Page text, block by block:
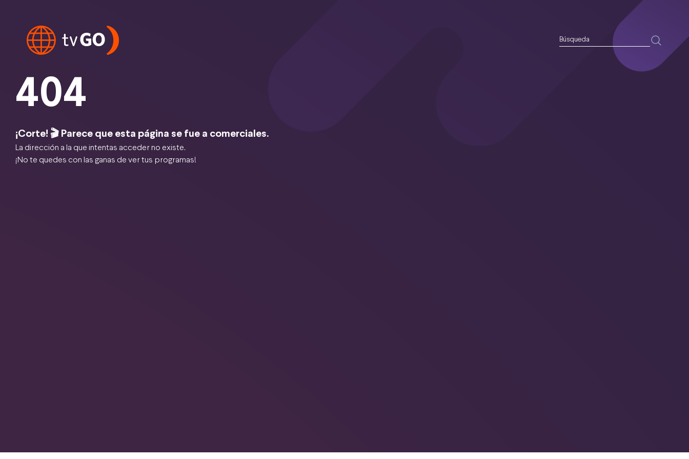
404
¡Corte! 🎬 Parece que esta página se fue a comerciales.
La dirección a la que intentas acceder no existe.
¡No te quedes con las ganas de ver tus programas!